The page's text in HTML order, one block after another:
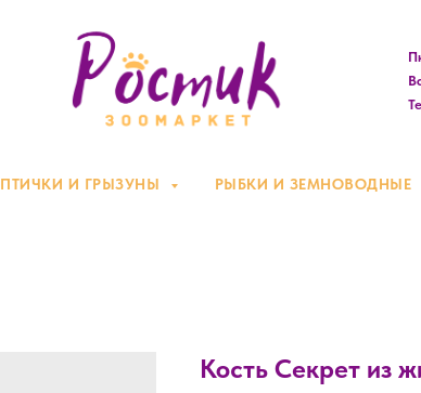
ПТИЧКИ И ГРЫЗУНЫ РЫБКИ И ЗЕМНОВОДНЫЕ
Кость Секрет из